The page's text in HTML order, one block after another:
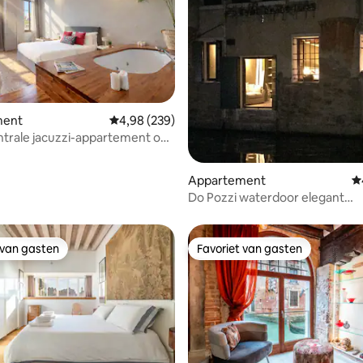
van 4,95 op 5, 657 recensiesGemiddelde beoordeling van 4,98 op 5, 239
4,98 (239)
jacuzzi-appartement op
Appartement
Do Pozzi waterdoor elegant
gasten
gasten Favoriet van gasten
Favoriet van gasten